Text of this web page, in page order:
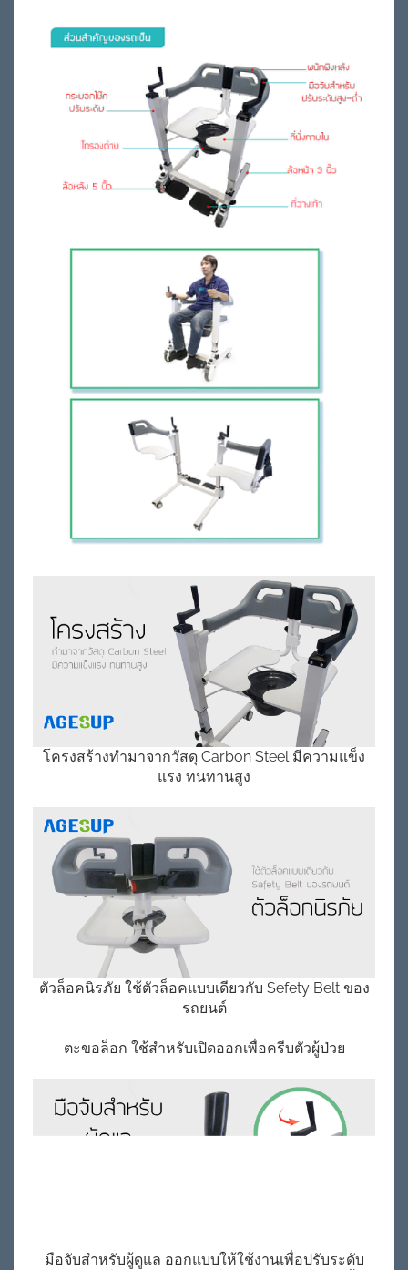
โครงสร้างทำมาจากวัสดุ Carbon Steel มีความแข็ง
แรง ทนทานสูง
ตัวล็อคนิรภัย ใช้ตัวล็อคแบบเดียวกับ Sefety Belt ของ
รถยนต์
ตะขอล็อก ใช้สำหรับเปิดออกเพื่อครีบตัวผู้ป่วย
มือจับสำหรับผู้ดูแล ออกแบบให้ใช้งานเพื่อปรับระดับ